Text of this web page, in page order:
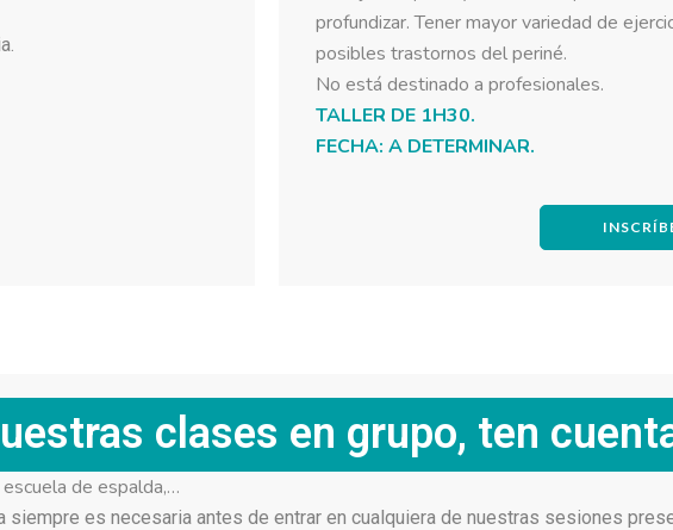
profundizar. Tener mayor variedad de
posibles trastornos del periné.
No está destinado a profesionales.
TALLER DE 1H30.
FECHA: A DETERMINAR.
clases en grupo, ten
de espalda,…
es necesaria antes de entrar en cualquiera de nuestras sesiones